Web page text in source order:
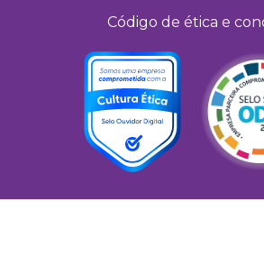
Código de ética e